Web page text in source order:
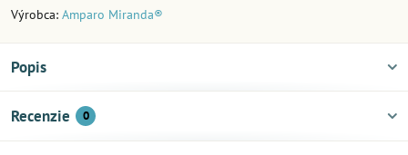
Výrobca: Amparo Miranda®
Popis
Recenzie 0